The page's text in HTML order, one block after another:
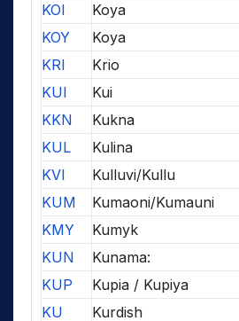
KOI
Koya
KOY
Koya
KRI
Krio
KUI
Kui
KKN
Kukna
KUL
Kulina
KVI
Kulluvi/Kullu
KUM
Kumaoni/Kumauni
KMY
Kumyk
KUN
Kunama:
KUP
Kupia / Kupiya
KU
Kurdish